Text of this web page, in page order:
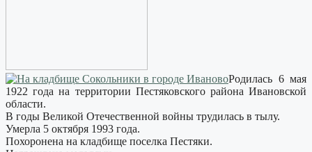
Родилась 6 мая
1922 года на территории Пестяковского района Ивановской
области.
В годы Великой Отечественной войны трудилась в тылу.
Умерла 5 октября 1993 года.
Похоронена на кладбище поселка Пестяки.